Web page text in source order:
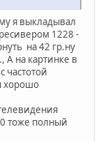
я выкладывал
1228 -
на 42 гр.ну
А на картинке в
частотой
хорошо
тоже полный